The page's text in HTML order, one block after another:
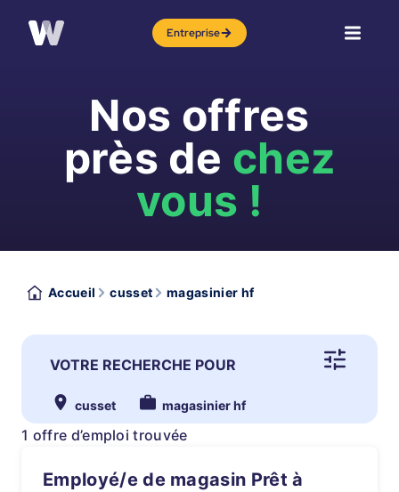
Entreprise
Nos offres
près de chez
vous !
Accueil cusset magasinier hf
VOTRE RECHERCHE POUR
cusset magasinier hf
1 offre d’emploi trouvée
Employé/e de magasin Prêt à